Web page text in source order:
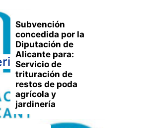
Subvención
concedida por la
Diputación de
Alicante para:
Servicio de
trituración de
restos de poda
agrícola y
jardinería